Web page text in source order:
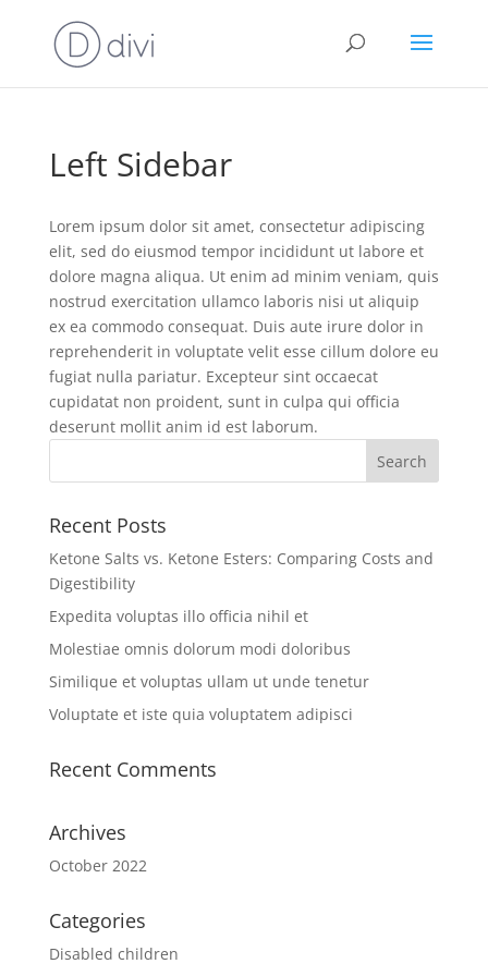
Left Sidebar
Lorem ipsum dolor sit amet, consectetur adipiscing
elit, sed do eiusmod tempor incididunt ut labore et
dolore magna aliqua. Ut enim ad minim veniam, quis
nostrud exercitation ullamco laboris nisi ut aliquip
ex ea commodo consequat. Duis aute irure dolor in
reprehenderit in voluptate velit esse cillum dolore eu
fugiat nulla pariatur. Excepteur sint occaecat
cupidatat non proident, sunt in culpa qui officia
deserunt mollit anim id est laborum.
Recent Posts
Ketone Salts vs. Ketone Esters: Comparing Costs and
Digestibility
Expedita voluptas illo officia nihil et
Molestiae omnis dolorum modi doloribus
Similique et voluptas ullam ut unde tenetur
Voluptate et iste quia voluptatem adipisci
Recent Comments
Archives
October 2022
Categories
Disabled children